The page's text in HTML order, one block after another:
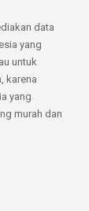
data
yang
untuk
karena
yang
murah dan